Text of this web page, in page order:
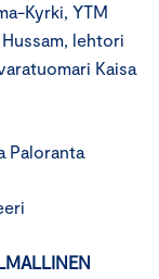
Kyrki, YTM
lehtori
Kaisa